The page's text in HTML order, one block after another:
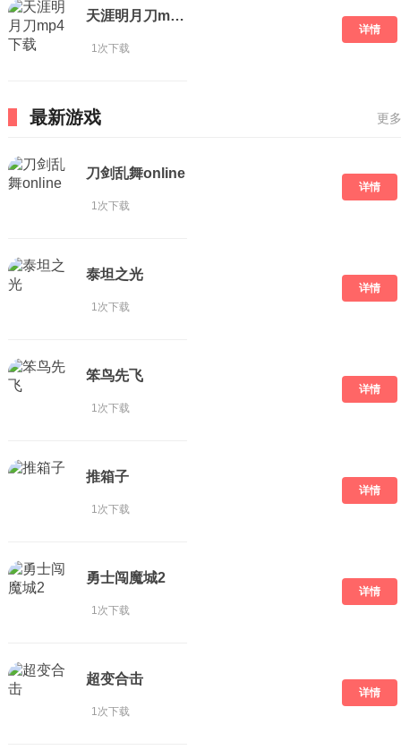
天涯明月刀mp4下载
1次下载
详情
最新游戏 更
刀剑乱舞online
1次下载
详情
泰坦之光
1次下载
详情
笨鸟先飞
1次下载
详情
推箱子
1次下载
详情
勇士闯魔城2
1次下载
详情
超变合击
1次下载
详情